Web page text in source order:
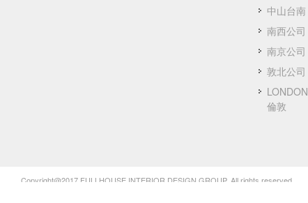
中山台南
南西公司
南京公司
敦北公司
LONDON
倫敦
Copyright@2017 FULLHOUSE INTERIOR DESIGN GROUP. All rights reserved.